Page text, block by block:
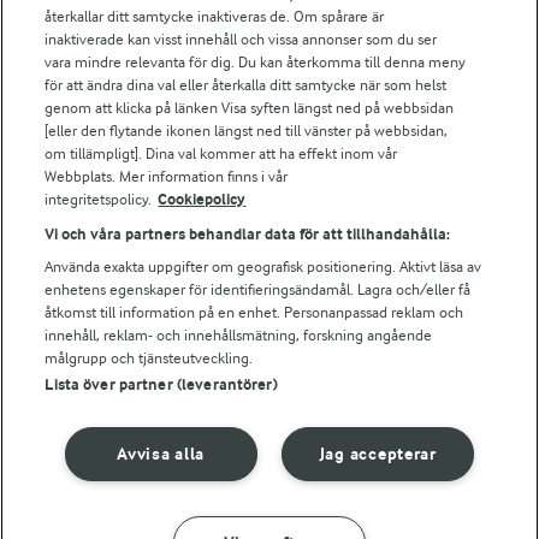
Falbygdens Ost
Arla webbshop
Bildbank
Följ oss
© 2026 Arla Foods
Integritetspolicy
återkallar ditt samtycke inaktiveras de. Om spårare är
inaktiverade kan visst innehåll och vissa annonser som du ser
vara mindre relevanta för dig. Du kan återkomma till denna meny
för att ändra dina val eller återkalla ditt samtycke när som helst
genom att klicka på länken Visa syften längst ned på webbsidan
[eller den flytande ikonen längst ned till vänster på webbsidan,
om tillämpligt]. Dina val kommer att ha effekt inom vår
Webbplats. Mer information finns i vår
integritetspolicy. Cookiepolicy
Vi och våra partners behandlar data för att tillhandahålla:
Använda exakta uppgifter om geografisk positionering. Aktivt läsa av
enhetens egenskaper för identifieringsändamål. Lagra och/eller få
åtkomst till information på en enhet. Personanpassad reklam och
innehåll, reklam- och innehållsmätning, forskning angående
målgrupp och tjänsteutveckling.
Lista över partner (leverantörer)
Jag accepterar
Avvisa alla